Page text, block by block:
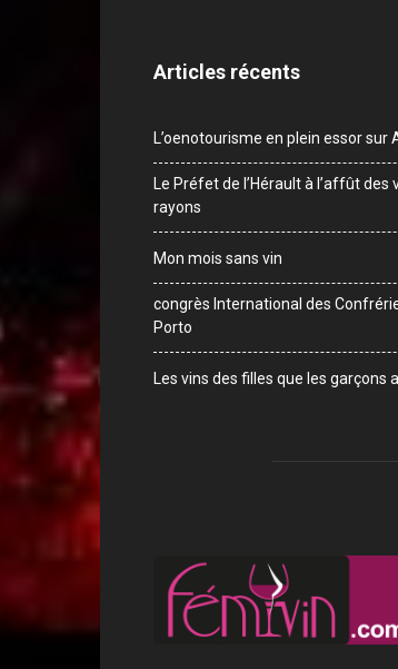
Articles récents
L’oenotourisme en plein essor sur
Le Préfet de l’Hérault à l’affût des
rayons
Mon mois sans vin
congrès International des
Porto
Les vins des filles que les garçons